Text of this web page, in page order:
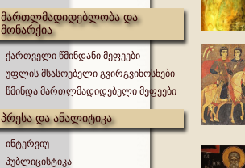
მართლმადიდებლობა და
მონარქია
ქართველი წმინდანი მეფეები
უფლის მსასოებელი გვირგვინოსნები
წმინდა მართლმადიდებელი მეფეები
პრესა და ანალიტიკა
ინტერვიუ
პუბლიცისტიკა